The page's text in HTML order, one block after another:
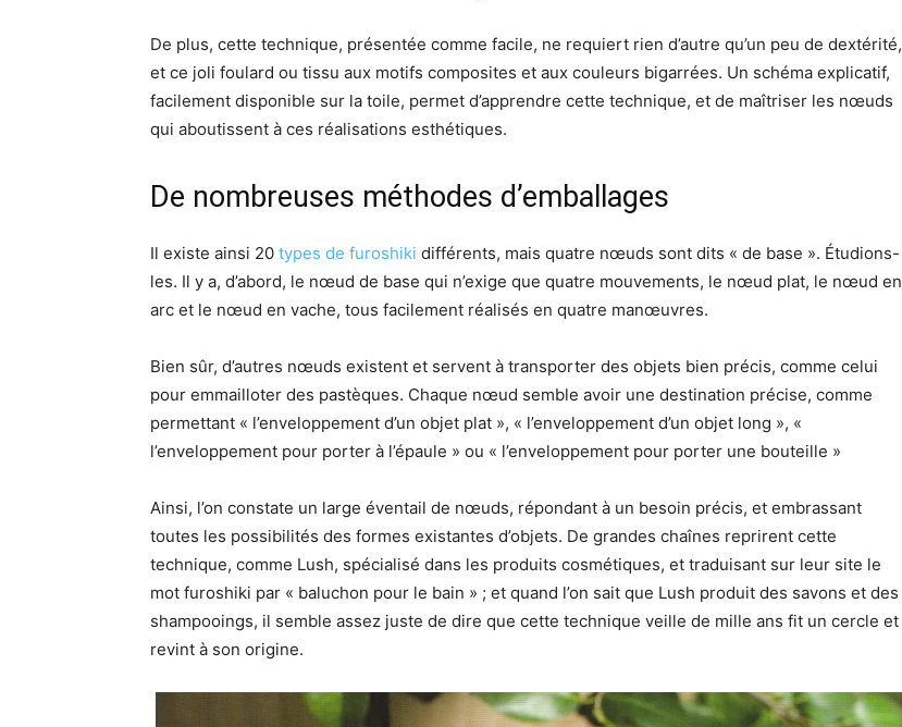
De plus, cette technique, présentée comme facile, ne requiert rien d’autre qu’un peu de dextérité,
et ce joli foulard ou tissu aux motifs composites et aux couleurs bigarrées. Un schéma explicatif,
facilement disponible sur la toile, permet d’apprendre cette technique, et de maîtriser les nœuds
qui aboutissent à ces réalisations esthétiques.
De nombreuses méthodes d’emballages
Il existe ainsi 20 types de furoshiki différents, mais quatre nœuds sont dits « de base ». Étudions-
les. Il y a, d’abord, le nœud de base qui n’exige que quatre mouvements, le nœud plat, le nœud en
arc et le nœud en vache, tous facilement réalisés en quatre manœuvres.
Bien sûr, d’autres nœuds existent et servent à transporter des objets bien précis, comme celui
pour emmailloter des pastèques. Chaque nœud semble avoir une destination précise, comme
permettant « l’enveloppement d’un objet plat », « l’enveloppement d’un objet long », «
l’enveloppement pour porter à l’épaule » ou « l’enveloppement pour porter une bouteille »
Ainsi, l’on constate un large éventail de nœuds, répondant à un besoin précis, et embrassant
toutes les possibilités des formes existantes d’objets. De grandes chaînes reprirent cette
technique, comme Lush, spécialisé dans les produits cosmétiques, et traduisant sur leur site le
mot furoshiki par « baluchon pour le bain » ; et quand l’on sait que Lush produit des savons et des
shampooings, il semble assez juste de dire que cette technique veille de mille ans fit un cercle et
revint à son origine.